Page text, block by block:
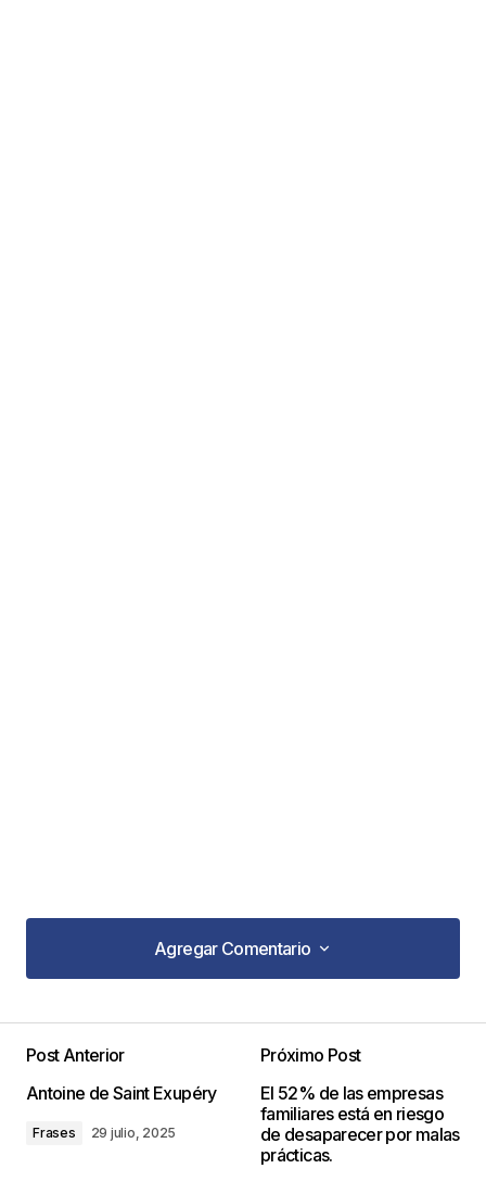
Agregar Comentario
Agregar Comentario
publicada. Los campos obligatorios están
Post Anterior
Antoine de Saint Exupéry
Frases 29 julio, 2025
Próximo Post
El 52% de las empresas
familiares está en riesgo
de desaparecer por malas
prácticas.